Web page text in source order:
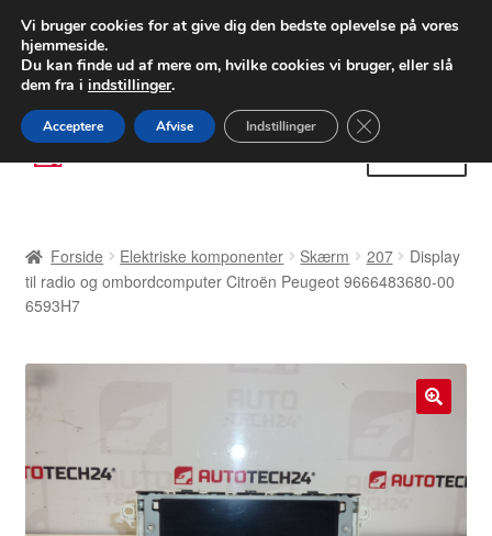
LEVERING fra 55 kr.
FEDEX verdensomspændende forsendelse
80 82 72 02
Spring
til
Spring
til
Betalinger
Klage
Klageprocedure
Forside Elektriske komponenter Skærm 207
Display
til radio og ombordcomputer Citroën Peugeot 9666483680-00
6593H7
Vi bruger cookies for at give dig den bedste oplevelse på vores
hjemmeside.
Du kan finde ud af mere om, hvilke cookies vi bruger, eller slå
dem fra i indstillinger.
Acceptere Afvise Indstillinger Close GDPR